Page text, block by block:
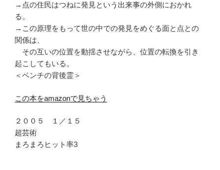
→点の住民はつねに発見という出来事の外側におかれ
る。
→この原理をもって世の中での発見をめぐる面と点との
関係は、
その互いの位置を動揺させながら、位置の転換を引き
起こしてもいる。
＜ベンチの背後霊＞
この本をamazonで見ちゃう
２００５ １／１５
超芸術
まろまろヒット率3